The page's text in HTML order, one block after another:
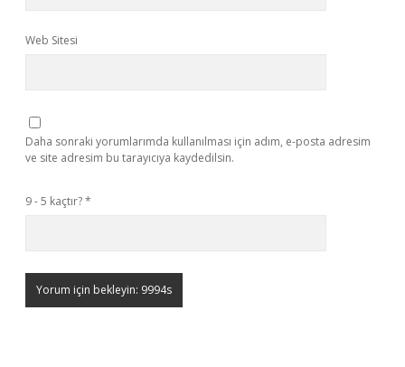
Web Sitesi
Daha sonraki yorumlarımda kullanılması için adım, e-posta adresim
ve site adresim bu tarayıcıya kaydedilsin.
9 - 5 kaçtır?*